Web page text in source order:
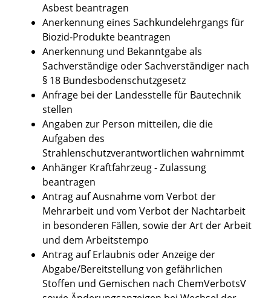
Asbest beantragen
Anerkennung eines Sachkundelehrgangs für
Biozid-Produkte beantragen
Anerkennung und Bekanntgabe als
Sachverständige oder Sachverständiger nach
§ 18 Bundesbodenschutzgesetz
Anfrage bei der Landesstelle für Bautechnik
stellen
Angaben zur Person mitteilen, die die
Aufgaben des
Strahlenschutzverantwortlichen wahrnimmt
Anhänger Kraftfahrzeug - Zulassung
beantragen
Antrag auf Ausnahme vom Verbot der
Mehrarbeit und vom Verbot der Nachtarbeit
in besonderen Fällen, sowie der Art der Arbeit
und dem Arbeitstempo
Antrag auf Erlaubnis oder Anzeige der
Abgabe/Bereitstellung von gefährlichen
Stoffen und Gemischen nach ChemVerbotsV